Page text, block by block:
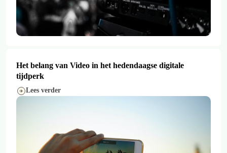
Het belang van Video in het hedendaagse digitale
tijdperk
Lees verder